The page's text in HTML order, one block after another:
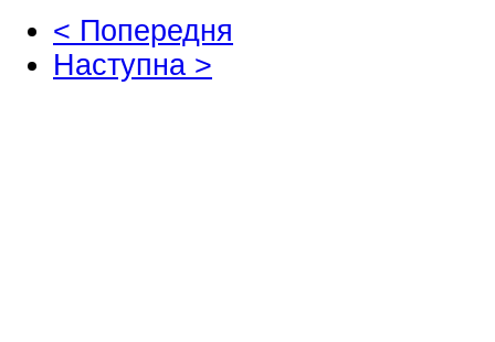
< Попередня
Наступна >